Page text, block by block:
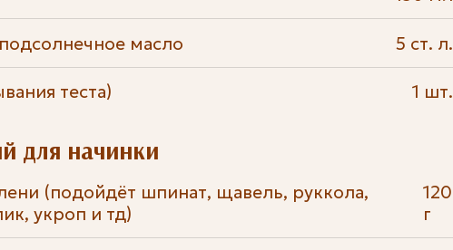
масло 5 ст. л.
теста) 1 шт.
для начинки
(подойдёт шпинат, щавель, руккола,
укроп и тд)
120
г